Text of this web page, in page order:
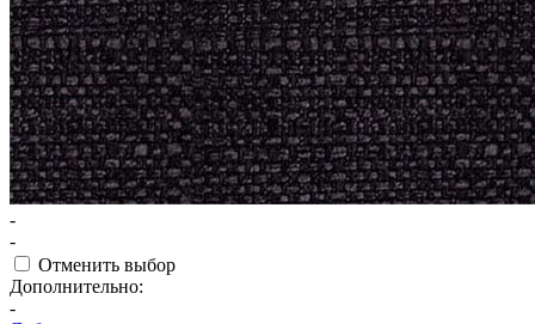
-
-
Отменить выбор
Дополнительно:
-